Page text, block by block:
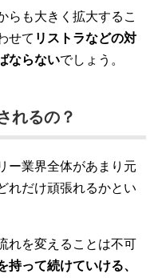
らも大きく拡大するこ
せて リストラなどの対
ならないでしょう。
れるの？
ー業界全体があまり元
れだけ頑張れるかとい
れを変えることは不可
持って続けていける、